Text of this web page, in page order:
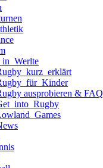
ausprobieren & FAQ